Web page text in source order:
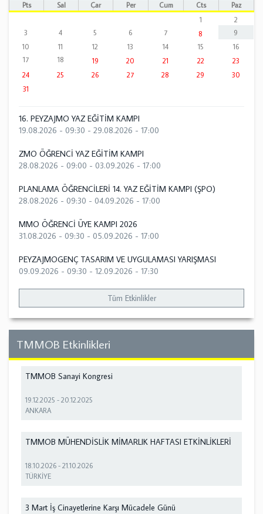
Pts Sal Çar Per Cum Cts
Paz
1
2
3
4 5 6 7 8
9
10
11 12 13 14 15
16
17
18 19 20 21 22
23
24
25 26 27 28 29
30
31
16. PEYZAJMO YAZ EĞİTİM KAMPI
19.08.2026 - 09:30 - 29.08.2026 - 17:00
ZMO ÖĞRENCİ YAZ EĞİTİM KAMPI
28.08.2026 - 09:00 - 03.09.2026 - 17:00
PLANLAMA ÖĞRENCİLERİ 14. YAZ EĞİTİM KAMPI (ŞPO)
28.08.2026 - 09:30 - 04.09.2026 - 17:00
MMO ÖĞRENCİ ÜYE KAMPI 2026
31.08.2026 - 09:30 - 05.09.2026 - 17:00
PEYZAJMOGENÇ TASARIM VE UYGULAMASI YARIŞMASI
09.09.2026 - 09:30 - 12.09.2026 - 17:30
Tüm Etkinlikler
TMMOB Etkinlikleri
TMMOB Sanayi Kongresi
19.12.2025 -20.12.2025
ANKARA
TMMOB MÜHENDİSLİK MİMARLIK HAFTASI ETKİNLİKLERİ
18.10.2026 -21.10.2026
TÜRKİYE
3 Mart İş Cinayetlerine Karşı Mücadele Günü